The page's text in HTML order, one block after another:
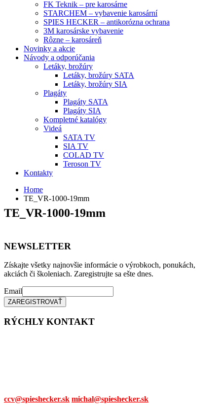
FK Teknik – pre karosárne
STARCHEM – vybavenie karosární
SPIES HECKER – antikorózna ochrana
3M karosárske vybavenie
Rôzne – karosáreň
Novinky a akcie
Návody a odporúčania
Letáky, brožúry
Letáky, brožúry SATA
Letáky, brožúry SIA
Plagáty
Plagáty SATA
Plagáty SIA
Kompletné katalógy
Videá
SATA TV
SIA TV
COLAD TV
Teroson TV
Kontakty
Home
TE_VR-1000-19mm
TE_VR-1000-19mm
NEWSLETTER
Získajte všetky najnovšie informácie o výrobkoch, ponukách,
akciách či školeniach. Zaregistrujte sa ešte dnes.
Email
RÝCHLY KONTAKT
ccv@spieshecker.sk michal@spieshecker.sk